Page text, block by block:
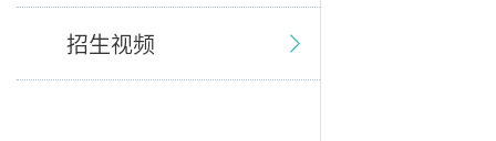
招生视频